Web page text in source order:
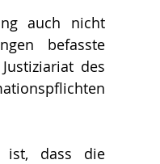
auch nicht
befasste
des
ist, dass die